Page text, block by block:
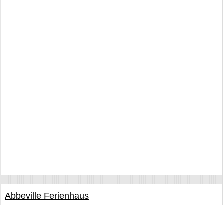
Abbeville Ferienhaus